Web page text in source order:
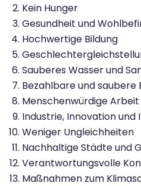
Kein Hunger
Gesundheit und
Hochwertige Bildung
Sauberes Wasser und
Bezahlbare und saubere
Menschenwürdige
Industrie, Innovation
Weniger Ungleichheiten
Nachhaltige Städte und
Verantwortungsvolle
Maßnahmen zum